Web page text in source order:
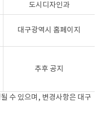
도시디자인과
대구광역시 홈페이지
추후 공지
수 있으며, 변경사항은 대구